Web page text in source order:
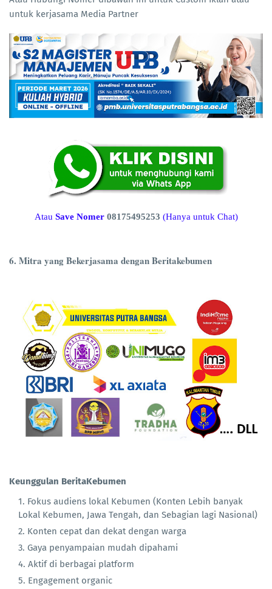
untuk kerjasama Media Partner
Atau Save Nomer 08175495253 (Hanya untuk Chat)
6. Mitra yang Bekerjasama dengan Beritakebumen
Keunggulan BeritaKebumen
Fokus audiens lokal Kebumen (Konten Lebih banyak
Lokal Kebumen, Jawa Tengah, dan Sebagian lagi Nasional)
Konten cepat dan dekat dengan warga
Gaya penyampaian mudah dipahami
Aktif di berbagai platform
Engagement organic